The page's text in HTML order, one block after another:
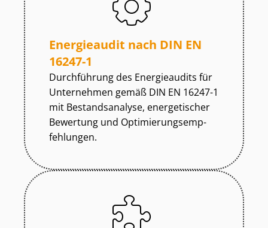
Energieaudit nach DIN EN
16247-1
Durchführung des Energieaudits für
Unternehmen gemäß DIN EN 16247-1
mit Bestandsanalyse, energetischer
Bewertung und Op­ti­mie­rungs­emp­
feh­lun­gen.